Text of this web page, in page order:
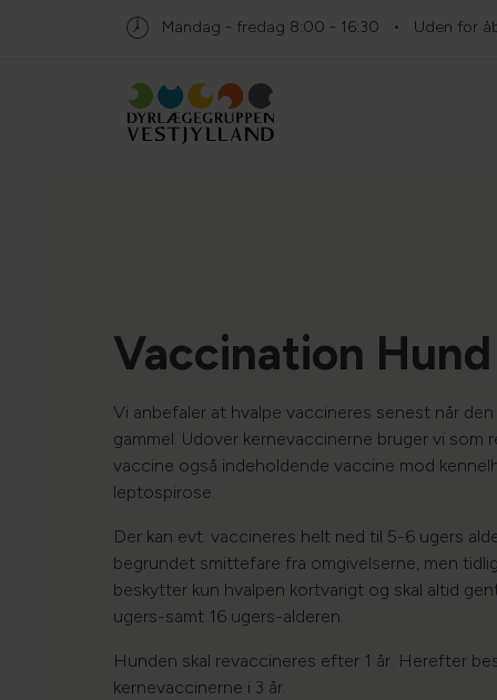
Mandag - fredag 8:00 - 16:30 Uden for
Vaccination Hund
Vi anbefaler at hvalpe vaccineres senest når den
gammel. Udover kernevaccinerne bruger vi som
vaccine også indeholdende vaccine mod
leptospirose.
Der kan evt. vaccineres helt ned til 5-6 ugers
begrundet smittefare fra omgivelserne, men
beskytter kun hvalpen kortvarigt og skal altid
ugers-samt 16 ugers-alderen.
Hunden skal revaccineres efter 1 år. Herefter
kernevaccinerne i 3 år.